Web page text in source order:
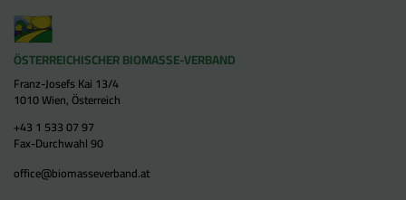
ÖSTERREICHISCHER BIOMASSE-VERBAND
Franz-Josefs Kai 13/4
1010 Wien, Österreich
+43 1 533 07 97
Fax-Durchwahl 90
office@biomasseverband.at